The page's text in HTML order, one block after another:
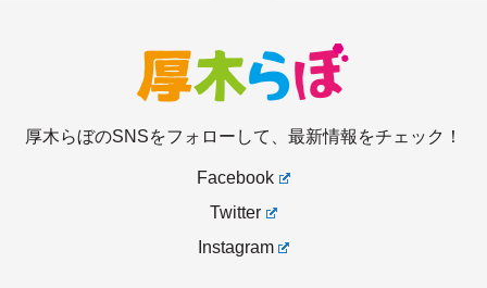
厚木らぼのSNSをフォローして、最新情報をチェック！
Facebook
Twitter
Instagram